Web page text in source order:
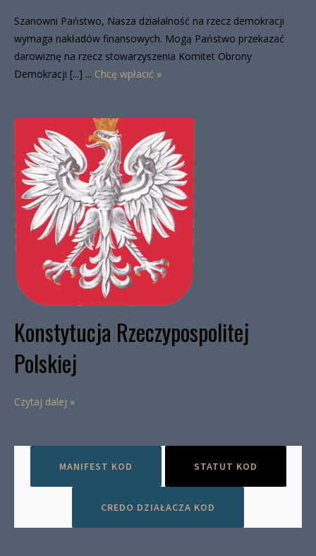
Szanowni Państwo, Nasza działalność na rzecz demokracji
wymaga nakładów finansowych. Mogą Państwo przekazać
darowiznę na rzecz stowarzyszenia Komitet Obrony
Demokracji [...] ... Chcę wpłacić »
Konstytucja Rzeczypospolitej
Polskiej
Czytaj dalej »
MANIFEST KOD STATUT KOD
CREDO DZIAŁACZA KOD